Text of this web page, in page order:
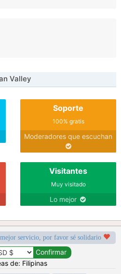
Valley
Soporte
100% gratis
Moderadores que escuchan
Visitantes
Muy visitado
Lo mejor
servicio, por favor sé solidario
de: Filipinas